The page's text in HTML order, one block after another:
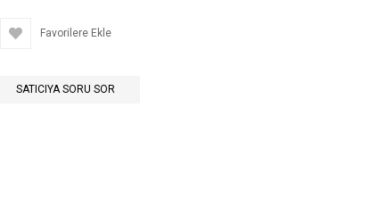
Favorilere Ekle
SATICIYA SORU SOR